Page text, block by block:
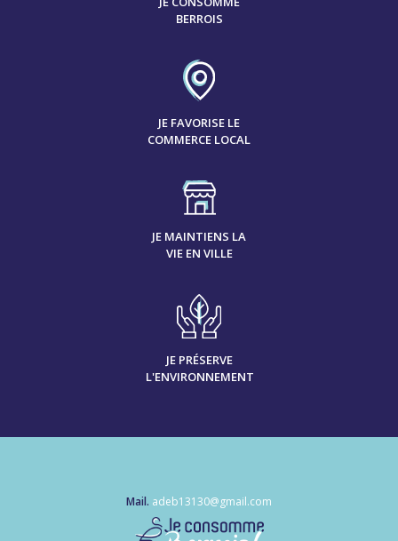
BERROIS
JE FAVORISE LE
COMMERCE LOCAL
JE MAINTIENS LA
VIE EN VILLE
JE PRÉSERVE
L'ENVIRONNEMENT
Mail. adeb13130@gmail.com